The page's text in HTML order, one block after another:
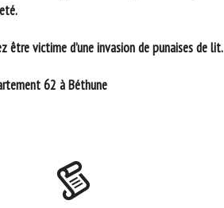
victime d’une invasion de punaises de lit.
62 à Béthune